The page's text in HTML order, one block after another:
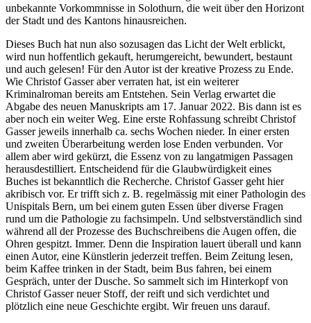
unbekannte Vorkommnisse in Solothurn, die weit über den Horizont
der Stadt und des Kantons hinausreichen.
Dieses Buch hat nun also sozusagen das Licht der Welt erblickt,
wird nun hoffentlich gekauft, herumgereicht, bewundert, bestaunt
und auch gelesen! Für den Autor ist der kreative Prozess zu Ende.
Wie Christof Gasser aber verraten hat, ist ein weiterer
Kriminalroman bereits am Entstehen. Sein Verlag erwartet die
Abgabe des neuen Manuskripts am 17. Januar 2022. Bis dann ist es
aber noch ein weiter Weg. Eine erste Rohfassung schreibt Christof
Gasser jeweils innerhalb ca. sechs Wochen nieder. In einer ersten
und zweiten Überarbeitung werden lose Enden verbunden. Vor
allem aber wird gekürzt, die Essenz von zu langatmigen Passagen
herausdestilliert. Entscheidend für die Glaubwürdigkeit eines
Buches ist bekanntlich die Recherche. Christof Gasser geht hier
akribisch vor. Er trifft sich z. B. regelmässig mit einer Pathologin des
Unispitals Bern, um bei einem guten Essen über diverse Fragen
rund um die Pathologie zu fachsimpeln. Und selbstverständlich sind
während all der Prozesse des Buchschreibens die Augen offen, die
Ohren gespitzt. Immer. Denn die Inspiration lauert überall und kann
einen Autor, eine Künstlerin jederzeit treffen. Beim Zeitung lesen,
beim Kaffee trinken in der Stadt, beim Bus fahren, bei einem
Gespräch, unter der Dusche. So sammelt sich im Hinterkopf von
Christof Gasser neuer Stoff, der reift und sich verdichtet und
plötzlich eine neue Geschichte ergibt. Wir freuen uns darauf.